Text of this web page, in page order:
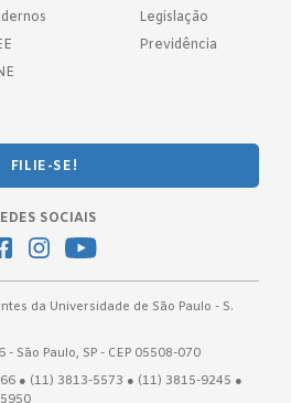
Legislação
Previdência
FILIE-SE!
SOCIAIS
da Universidade de São Paulo - S.
São Paulo, SP - CEP 05508-070
● (11) 3813-5573 ● (11) 3815-9245 ●